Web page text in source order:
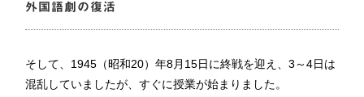
外国語劇の復活
そして、1945（昭和20）年8月15日に終戦を迎え、3～4日は
混乱していましたが、すぐに授業が始まりました。